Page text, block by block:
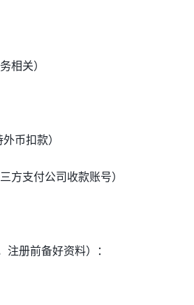
相关）
币扣款）
方支付公司收款账号）
注册前备好资料）：